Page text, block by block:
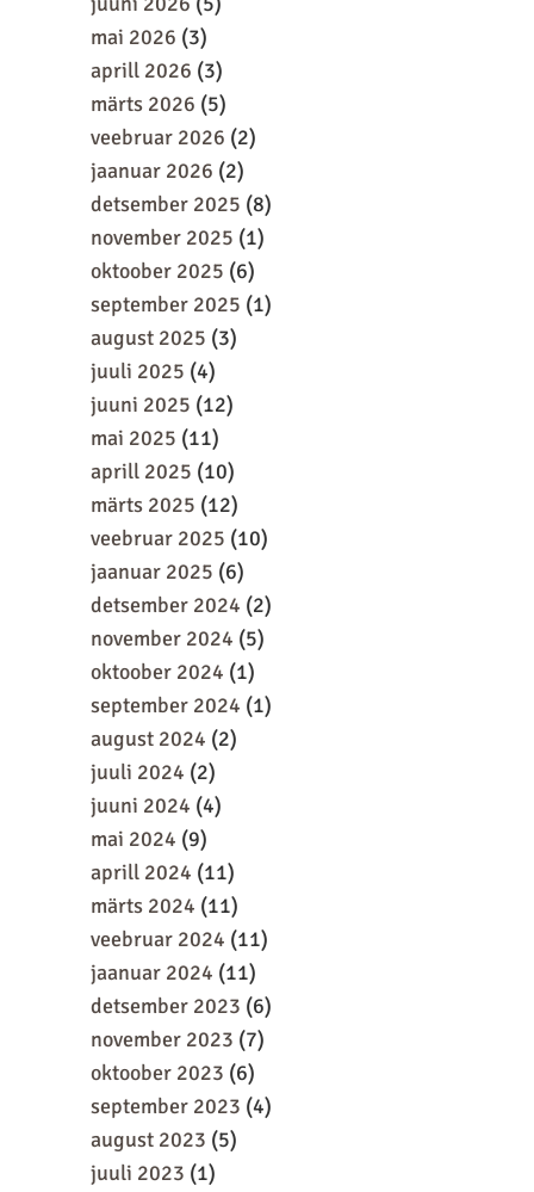
mai 2026 (3)
aprill 2026 (3)
märts 2026 (5)
veebruar 2026 (2)
jaanuar 2026 (2)
detsember 2025 (8)
november 2025 (1)
oktoober 2025 (6)
september 2025 (1)
august 2025 (3)
juuli 2025 (4)
juuni 2025 (12)
mai 2025 (11)
aprill 2025 (10)
märts 2025 (12)
veebruar 2025 (10)
jaanuar 2025 (6)
detsember 2024 (2)
november 2024 (5)
oktoober 2024 (1)
september 2024 (1)
august 2024 (2)
juuli 2024 (2)
juuni 2024 (4)
mai 2024 (9)
aprill 2024 (11)
märts 2024 (11)
veebruar 2024 (11)
jaanuar 2024 (11)
detsember 2023 (6)
november 2023 (7)
oktoober 2023 (6)
september 2023 (4)
august 2023 (5)
juuli 2023 (1)